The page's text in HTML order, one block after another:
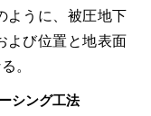
ように、被圧地下
よび位置と地表面
。
シング工法